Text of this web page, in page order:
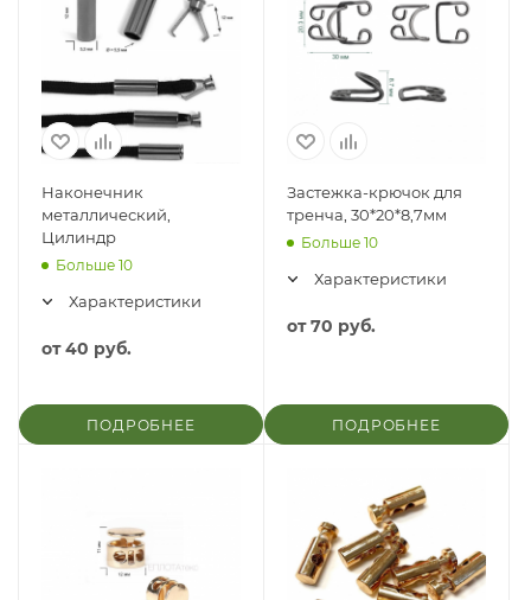
Наконечник
металлический,
Цилиндр
Больше 10
Характеристики
от40 руб.
ПОДРОБНЕЕ
Застежка-крючок для
тренча, 30*20*8,7мм
Больше 10
Характеристики
от70 руб.
ПОДРОБНЕЕ